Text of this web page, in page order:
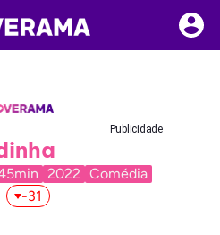
Publicidade
2022 Comédia
-31